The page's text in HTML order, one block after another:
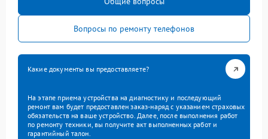
Вопросы по ремонту телефонов
Какие документы вы предоставляете?
На этапе приема устройства на диагностику и последующий
ремонт вам будет предоставлен заказ-наряд с указанием страховых
обязательств на ваше устройство. Далее, после выполнения работ
по ремонту техники, вы получите акт выполненных работ и
гарантийный талон.